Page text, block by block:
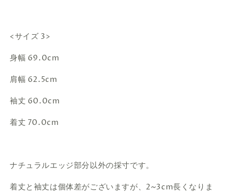
<サイズ 3>
身幅 69.0cm
肩幅 62.5cm
袖丈 60.0cm
着丈 70.0cm
ナチュラルエッジ部分以外の採寸です。
着丈と袖丈は個体差がございますが、2~3cm長くなりま